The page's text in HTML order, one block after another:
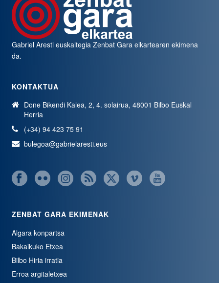
Gabriel Aresti euskaltegiaZenbat Gara elkartearen ekimena
da.
KONTAKTUA
Done Bikendi Kalea, 2, 4. solairua, 48001 Bilbo Euskal
Herria
(+34) 94 423 75 91
bulegoa@gabrielaresti.eus
ZENBAT GARA EKIMENAK
Algara konpartsa
Bakaikuko Etxea
Bilbo Hiria irratia
Erroa argitaletxea